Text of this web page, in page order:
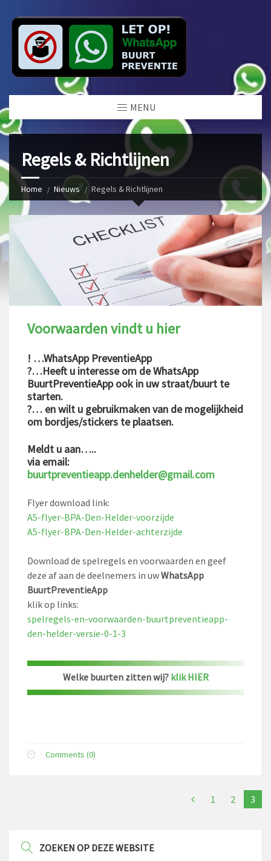
MENU
Regels & Richtlijnen
Home Nieuws Regels & Richtlijnen
Voorwaarden vindt u hier
! …WhatsApp PreventieApp
?…Heeft u interesse om de WhatsApp
BuurtPreventieApp ook in uw straat/buurt te
starten.
?… en wilt u gebruikmaken van de mogelijkheid
om bordjes/stickers te plaatsen.
Meldt u aan…..
via email:
buurtpreventieapp.denhelder@gmail.com
Flyer download link:
A5-flyer-BPA-Den-Helder-voorzijde
A5-flyer-BPA-Den-Helder-achterzijde
Download de spelregels en voorwaarden en geef
deze af aan de deelnemers in uwWhatsApp
BuurtPreventieApp
klik op links:
spelregels-en-voorwaarden-buurtpreventieapp-
den-helder-versie-0-1-3
Welke buurten zitten wij? klik HIER
Comments (0)
1 2 3
ZOEKEN OP DEZE WEBSITE